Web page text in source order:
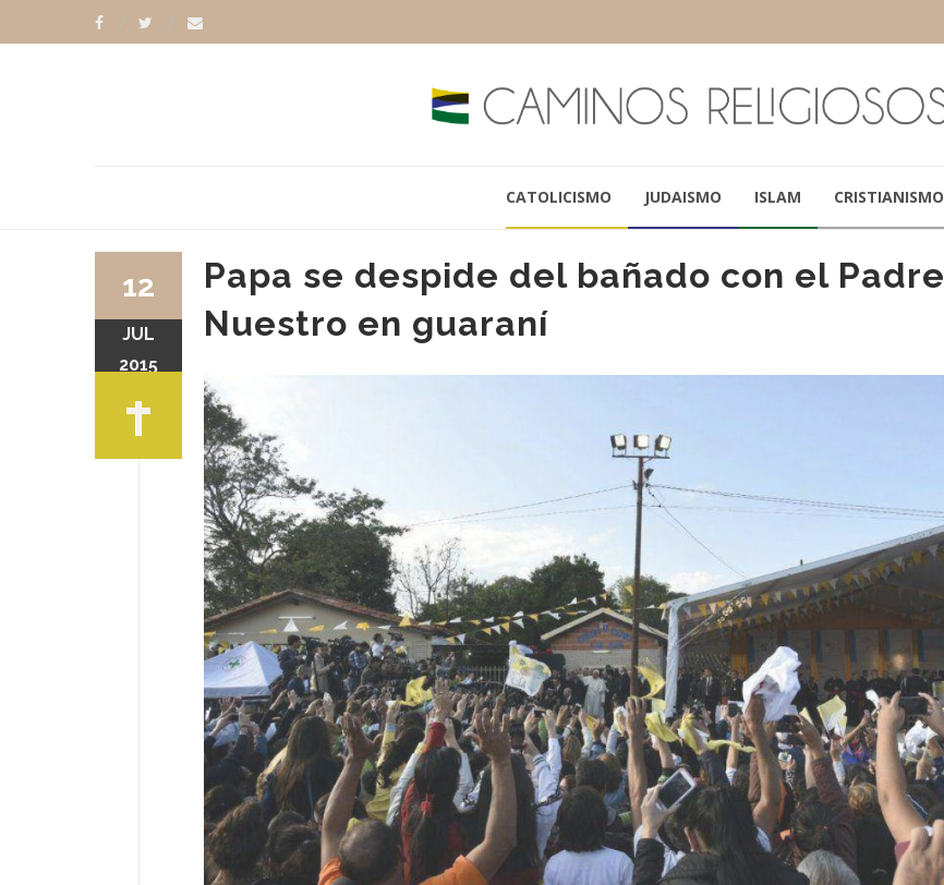
CATOLICISMO JUDAISMO ISLAM CRISTIANISMO
Papa se despide del bañado con el Padre
Nuestro en guaraní
12
JUL
2015